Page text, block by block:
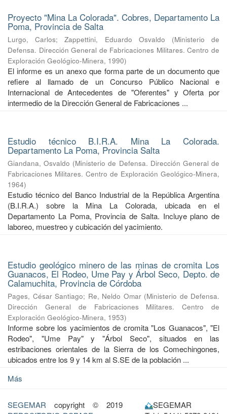
Proyecto "Mina La Colorada". Cobres, Departamento La
Poma, Provincia de Salta
Lurgo, Carlos;Zappettini, Eduardo Osvaldo (Ministerio de
Defensa. Dirección General de Fabricaciones Militares. Centro de
Exploración Geológico-Minera, 1990)
El informe es un anexo que forma parte de un documento que
refiere al llamado de un Concurso Público Nacional e
Internacional de Antecedentes de "Oferentes" y Oferta por
intermedio de la Dirección General de Fabricaciones ...
Estudio técnico B.I.R.A. Mina La Colorada.
Departamento La Poma, Provincia Salta
Giandana, Osvaldo (Ministerio de Defensa. Dirección General de
Fabricaciones Militares. Centro de Exploración Geológico-Minera,
1964)
Estudio técnico del Banco Industrial de la República Argentina
(B.I.R.A.) sobre la Mina La Colorada, ubicada en el
Departamento La Poma, Provincia de Salta. Incluye plano de
laboreo, muestreo y cubicación del yacimiento.
Estudio geológico minero de las minas de cromita Los
Guanacos, El Rodeo, Ume Pay y Árbol Seco, Depto. de
Calamuchita, Provincia de Córdoba
Pages, César Santiago; Re, Neldo Omar (Ministerio de Defensa.
Dirección General de Fabricaciones Militares. Centro de
Exploración Geológico-Minera, 1953)
Informe sobre los yacimientos de cromita "Los Guanacos", "El
Rodeo", "Ume Pay" y "Árbol Seco", situados en las
estribaciones orientales de la Sierra de los Comechingones,
ubicados entre los 9 y 14 km al S.SE de la población ...
Más
SEGEMAR copyright © 2019
SEGEMAR